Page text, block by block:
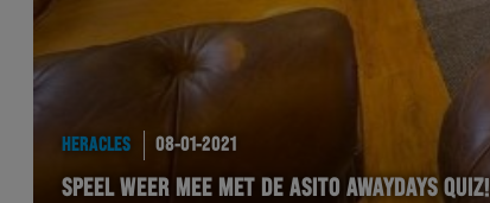
HERACLES 08-01-2021
SPEEL WEER MEE MET DE ASITO AWAYDAYS QUIZ!